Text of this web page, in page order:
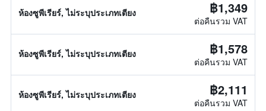
ห้องซูพีเรียร์, ไม่ระบุประเภทเตียง ฿1,349
ต่อคืนรวม VAT
ห้องซูพีเรียร์, ไม่ระบุประเภทเตียง ฿1,578
ต่อคืนรวม VAT
ห้องซูพีเรียร์, ไม่ระบุประเภทเตียง ฿2,111
ต่อคืนรวม VAT